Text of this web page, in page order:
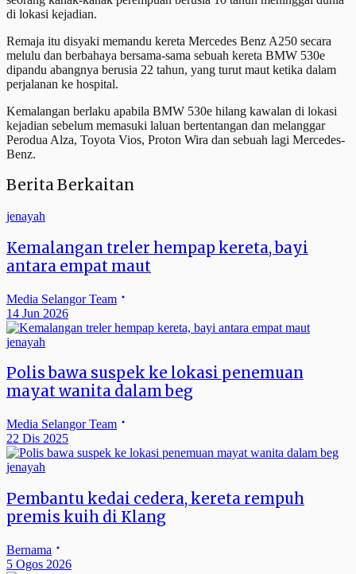
di lokasi kejadian.
Remaja itu disyaki memandu kereta Mercedes Benz A250 secara
melulu dan berbahaya bersama-sama sebuah kereta BMW 530e
dipandu abangnya berusia 22 tahun, yang turut maut ketika dalam
perjalanan ke hospital.
Kemalangan berlaku apabila BMW 530e hilang kawalan di lokasi
kejadian sebelum memasuki laluan bertentangan dan melanggar
Perodua Alza, Toyota Vios, Proton Wira dan sebuah lagi Mercedes-
Benz.
Berita Berkaitan
jenayah
Kemalangan treler hempap kereta, bayi
antara empat maut
Media Selangor Team
14 Jun 2026
jenayah
Polis bawa suspek ke lokasi penemuan
mayat wanita dalam beg
Media Selangor Team
22 Dis 2025
jenayah
Pembantu kedai cedera, kereta rempuh
premis kuih di Klang
Bernama
5 Ogos 2026